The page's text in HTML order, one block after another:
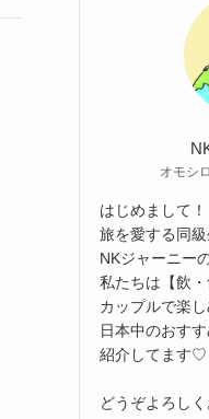
オモシ
はじめまして！
旅を愛する同級
NKジャーニー
私たちは【飲
カップルで楽し
日本中のおす
紹介してます♡
どうぞよろし